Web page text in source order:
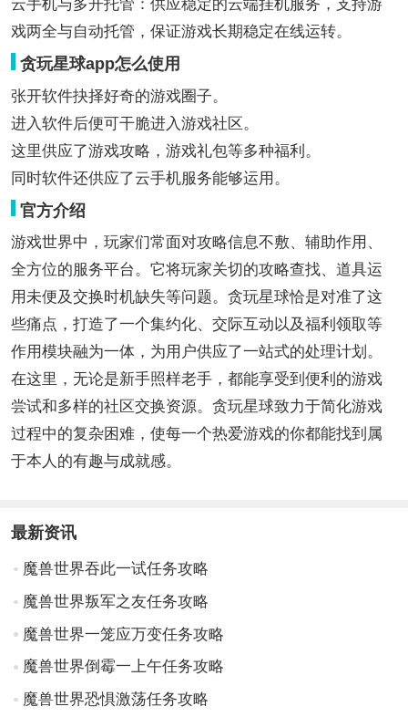
云手机与多开托管：供应稳定的云端挂机服务，支持游
戏两全与自动托管，保证游戏长期稳定在线运转。
贪玩星球app怎么使用
张开软件抉择好奇的游戏圈子。
进入软件后便可干脆进入游戏社区。
这里供应了游戏攻略，游戏礼包等多种福利。
同时软件还供应了云手机服务能够运用。
官方介绍
游戏世界中，玩家们常面对攻略信息不敷、辅助作用、
全方位的服务平台。它将玩家关切的攻略查找、道具运
用未便及交换时机缺失等问题。贪玩星球恰是对准了这
些痛点，打造了一个集约化、交际互动以及福利领取等
作用模块融为一体，为用户供应了一站式的处理计划。
在这里，无论是新手照样老手，都能享受到便利的游戏
尝试和多样的社区交换资源。贪玩星球致力于简化游戏
过程中的复杂困难，使每一个热爱游戏的你都能找到属
于本人的有趣与成就感。
最新资讯
魔兽世界吞此一试任务攻略
魔兽世界叛军之友任务攻略
魔兽世界一笼应万变任务攻略
魔兽世界倒霉一上午任务攻略
魔兽世界恐惧激荡任务攻略